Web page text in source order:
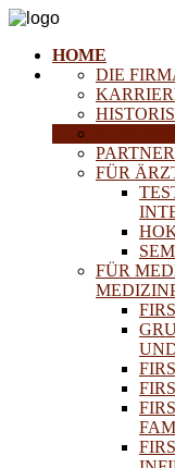
HOME
DIE
PARTNER
FÜR
FÜR